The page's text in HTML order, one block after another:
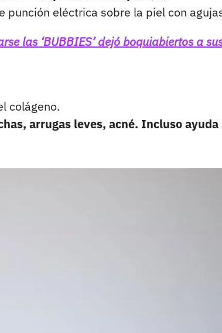
eléctrica sobre la piel con
las ‘BUBBIES’ dejó boquiabiertos a
colágeno.
arrugas leves, acné. Incluso ayuda